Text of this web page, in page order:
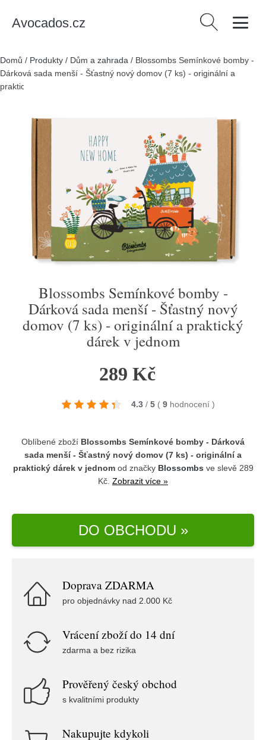
Avocados.cz Vyhledávání
Domů / Produkty / Dům a zahrada / Blossombs Semínkové bomby -
Dárková sada menší - Šťastný nový domov (7 ks) - originální a
praktický dárek v jednom
Blossombs Semínkové bomby -
Dárková sada menší - Šťastný nový
domov (7 ks) - originální a praktický
dárek v jednom
289 Kč
4.3 / 5 ( 9 hodnocení )
Oblíbené zboží Blossombs Semínkové bomby - Dárková
sada menší - Šťastný nový domov (7 ks) - originální a
praktický dárek v jednomod značky Blossombs ve slevě 289
Kč. Zobrazit více »
DO OBCHODU »
Doprava ZDARMA
pro objednávky nad 2.000 Kč
Vrácení zboží do 14 dní
zdarma a bez rizika
Prověřený český obchod
s kvalitními produkty
Nakupujte kdykoli